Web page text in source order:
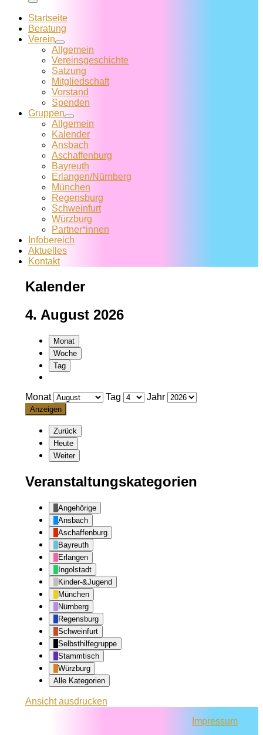
Menü
Startseite
Beratung
Verein
Allgemein
Vereins­geschichte
Satzung
Mitglied­schaft
Vorstand
Spenden
Gruppen
Allgemein
Kalender
Ansbach
Aschaffenburg
Bayreuth
Erlangen/Nürnberg
München
Regensburg
Schweinfurt
Würzburg
Partner*innen
Infobereich
Aktuelles
Kontakt
Kalender
4. August 2026
Monat
Woche
Tag
Monat Tag Jahr
Zurück
Heute
Weiter
Veranstaltungskategorien
Angehörige
Ansbach
Aschaffenburg
Bayreuth
Erlangen
Ingolstadt
Kinder-&Jugend
München
Nürnberg
Regensburg
Schweinfurt
Selbsthilfegruppe
Stammtisch
Würzburg
Alle Kategorien
Ansichtausdrucken
Impressum